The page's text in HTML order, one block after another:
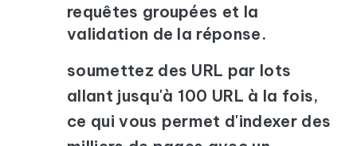
requêtes groupées et la
validation de la réponse.
soumettez des URL par lots
allant jusqu'à 100 URL à la fois,
ce qui vous permet d'indexer des